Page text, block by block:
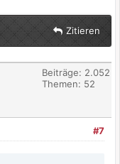
Zitieren
Beiträge: 2.052
Themen: 52
#7